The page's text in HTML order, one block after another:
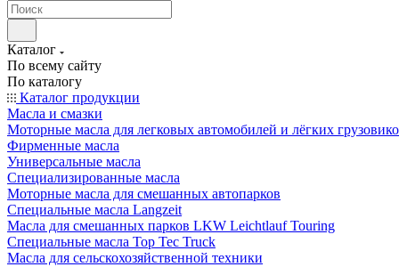
Каталог
По всему сайту
По каталогу
Каталог продукции
Масла и смазки
Моторные масла для легковых автомобилей и лёгких
Фирменные масла
Универсальные масла
Специализированные масла
Моторные масла для смешанных автопарков
Специальные масла Langzeit
Масла для смешанных парков LKW Leichtlauf Touring
Специальные масла Top Tec Truck
Масла для сельскохозяйственной техники